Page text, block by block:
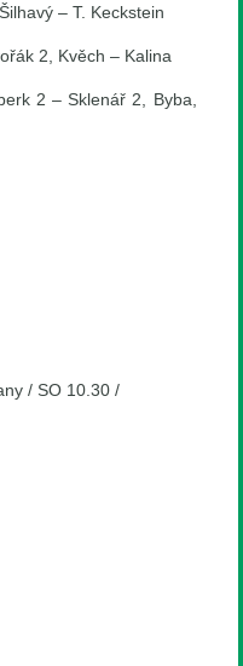
– T. Keckstein
2, Kvěch – Kalina
2 – Sklenář 2, Byba,
/ SO 10.30 /